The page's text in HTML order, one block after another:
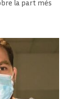
la part més